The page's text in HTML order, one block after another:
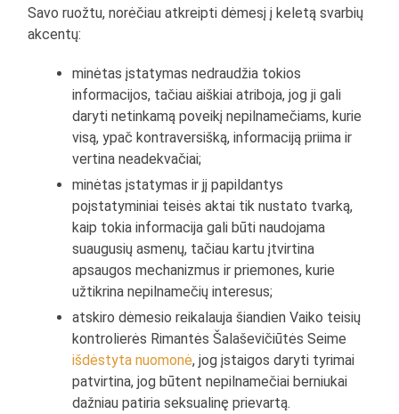
Savo ruožtu, norėčiau atkreipti dėmesį į keletą svarbių
akcentų:
minėtas įstatymas nedraudžia tokios
informacijos, tačiau aiškiai atriboja, jog ji gali
daryti netinkamą poveikį nepilnamečiams, kurie
visą, ypač kontraversišką, informaciją priima ir
vertina neadekvačiai;
minėtas įstatymas ir jį papildantys
poįstatyminiai teisės aktai tik nustato tvarką,
kaip tokia informacija gali būti naudojama
suaugusių asmenų, tačiau kartu įtvirtina
apsaugos mechanizmus ir priemones, kurie
užtikrina nepilnamečių interesus;
atskiro dėmesio reikalauja šiandien Vaiko teisių
kontrolierės Rimantės Šalaševičiūtės Seime
išdėstyta nuomonė, jog įstaigos daryti tyrimai
patvirtina, jog būtent nepilnamečiai berniukai
dažniau patiria seksualinę prievartą.